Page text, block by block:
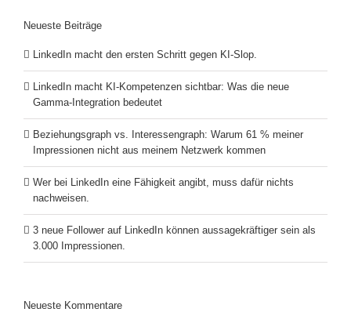
Neueste Beiträge
LinkedIn macht den ersten Schritt gegen KI-Slop.
LinkedIn macht KI-Kompetenzen sichtbar: Was die neue
Gamma-Integration bedeutet
Beziehungsgraph vs. Interessengraph: Warum 61 % meiner
Impressionen nicht aus meinem Netzwerk kommen
Wer bei LinkedIn eine Fähigkeit angibt, muss dafür nichts
nachweisen.
3 neue Follower auf LinkedIn können aussagekräftiger sein als
3.000 Impressionen.
Neueste Kommentare